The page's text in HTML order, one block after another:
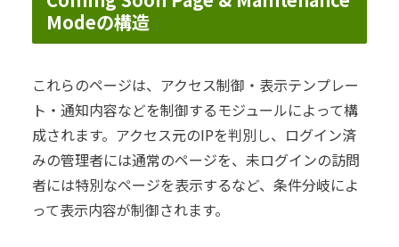
Modeの構造
これらのページは、アクセス制御・表示テンプレー
ト・通知内容などを制御するモジュールによって構
成されます。アクセス元のIPを判別し、ログイン済
みの管理者には通常のページを、未ログインの訪問
者には特別なページを表示するなど、条件分岐によ
って表示内容が制御されます。